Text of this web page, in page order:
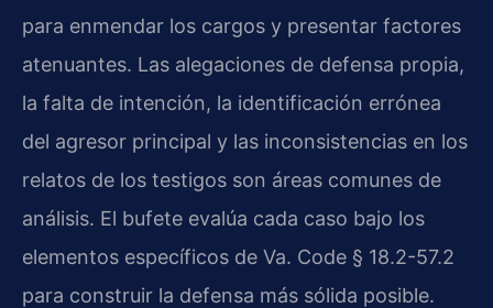
para enmendar los cargos y presentar factores
atenuantes. Las alegaciones de defensa propia,
la falta de intención, la identificación errónea
del agresor principal y las inconsistencias en los
relatos de los testigos son áreas comunes de
análisis. El bufete evalúa cada caso bajo los
elementos específicos de Va. Code § 18.2-57.2
para construir la defensa más sólida posible.